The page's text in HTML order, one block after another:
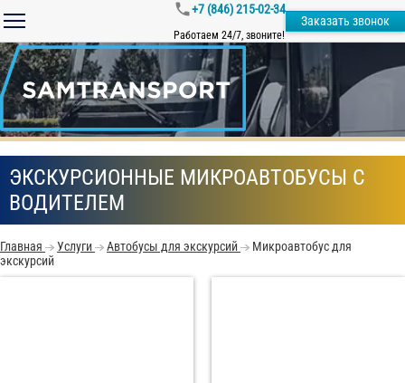
+7 (846) 215-02-34
Работаем 24/7, звоните!
Заказать звонок
ЭКСКУРСИОННЫЕ МИКРОАВТОБУСЫ С
ВОДИТЕЛЕМ
Главная Услуги Автобусы для экскурсий
Микроавтобус для
экскурсий